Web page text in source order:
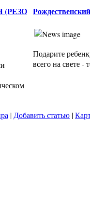
(РЕЗО
Подарите
всего на свете -
| Добавить статью |